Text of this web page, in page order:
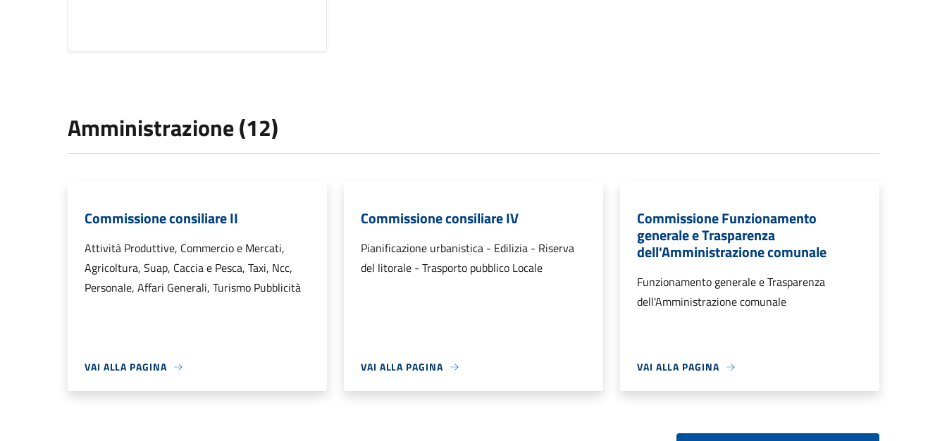
Amministrazione (12)
Commissione consiliare II
Attività Produttive, Commercio e Mercati,
Agricoltura, Suap, Caccia e Pesca, Taxi, Ncc,
Personale, Affari Generali, Turismo Pubblicità
VAI ALLA PAGINA
Commissione consiliare IV
Pianificazione urbanistica - Edilizia - Riserva
del litorale - Trasporto pubblico Locale
VAI ALLA PAGINA
Commissione Funzionamento
generale e Trasparenza
dell'Amministrazione comunale
Funzionamento generale e Trasparenza
dell'Amministrazione comunale
VAI ALLA PAGINA